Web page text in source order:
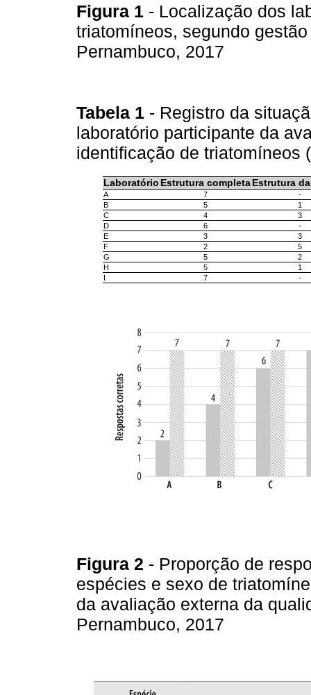
Figura 1 - Localização dos
triatomíneos, segundo
Pernambuco, 2017
Tabela 1 - Registro da
laboratório participante da
identificação de triatomíneos
Laboratório Estrutura completa Estrutura
A 7
-
B
5
1
C
4
3
D
6
-
E
3
3
F
2
5
G
5
2
H
5
1
I
7 -
Figura 2 - Proporção de
espécies e sexo de
da avaliação externa da
Pernambuco, 2017